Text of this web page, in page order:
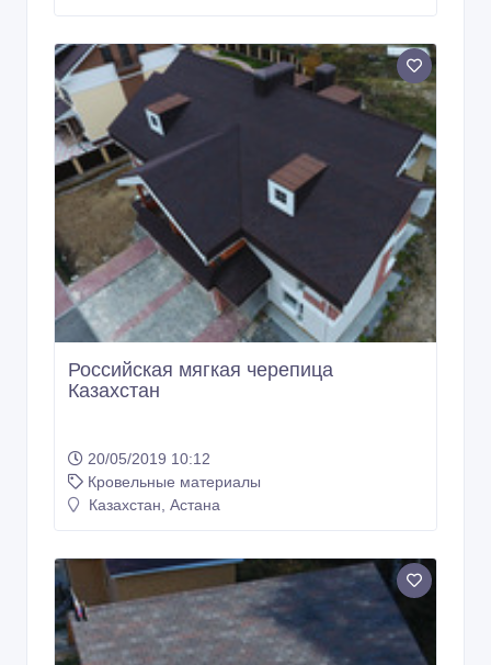
Российская мягкая черепица
Казахстан
20/05/2019 10:12
Кровельные материалы
Казахстан, Астана